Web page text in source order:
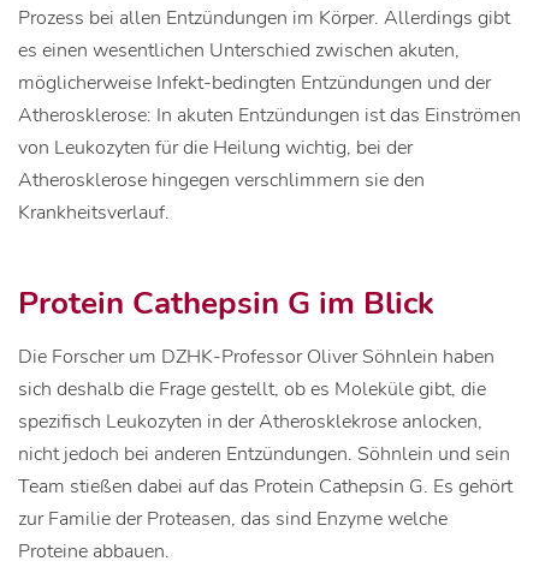
Prozess bei allen Entzündungen im Körper. Allerdings gibt
es einen wesentlichen Unterschied zwischen akuten,
möglicherweise Infekt-bedingten Entzündungen und der
Atherosklerose: In akuten Entzündungen ist das Einströmen
von Leukozyten für die Heilung wichtig, bei der
Atherosklerose hingegen verschlimmern sie den
Krankheitsverlauf.
Protein Cathepsin G im Blick
Die Forscher um DZHK-Professor Oliver Söhnlein haben
sich deshalb die Frage gestellt, ob es Moleküle gibt, die
spezifisch Leukozyten in der Atherosklekrose anlocken,
nicht jedoch bei anderen Entzündungen. Söhnlein und sein
Team stießen dabei auf das Protein Cathepsin G. Es gehört
zur Familie der Proteasen, das sind Enzyme welche
Proteine abbauen.